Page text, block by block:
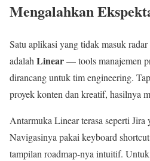
Mengalahkan
Satu aplikasi yang tidak masuk
adalahLinear— tools manajemen
dirancang untuk tim engineering.
proyek konten dan kreatif, hasilnya
Antarmuka Linear terasa seperti Jira
Navigasinya pakai keyboard
tampilan roadmap-nya intuitif.